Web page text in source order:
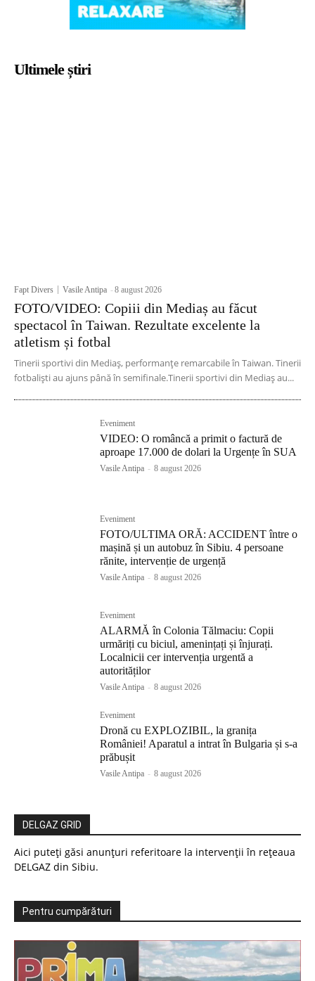
Ultimele știri
Fapt Divers Vasile Antipa -8 august 2026
FOTO/VIDEO: Copiii din Mediaș au făcut
spectacol în Taiwan. Rezultate excelente la
atletism și fotbal
Tinerii sportivi din Mediaș, performanțe remarcabile în Taiwan. Tinerii
fotbaliști au ajuns până în semifinale.Tinerii sportivi din Mediaș au...
Eveniment
VIDEO: O româncă a primit o factură de
aproape 17.000 de dolari la Urgențe în SUA
Vasile Antipa - 8 august 2026
Eveniment
FOTO/ULTIMA ORĂ: ACCIDENT între o
mașină și un autobuz în Sibiu. 4 persoane
rănite, intervenție de urgență
Vasile Antipa - 8 august 2026
Eveniment
ALARMĂ în Colonia Tălmaciu: Copii
urmăriți cu biciul, amenințați și înjurați.
Localnicii cer intervenția urgentă a
autorităților
Vasile Antipa - 8 august 2026
Eveniment
Dronă cu EXPLOZIBIL, la granița
României! Aparatul a intrat în Bulgaria și s-a
prăbușit
Vasile Antipa - 8 august 2026
DELGAZ GRID
Aici puteți găsi anunțuri referitoare la intervenții în rețeaua
DELGAZ din Sibiu.
Pentru cumpărături